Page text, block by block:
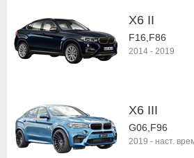
X6 II
F16,F86
2014 - 2019
X6 III
G06,F96
2019 - наст.